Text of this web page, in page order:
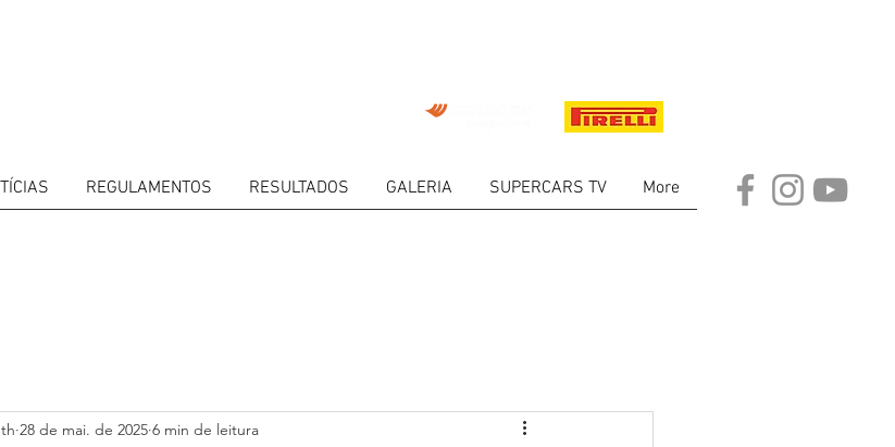
REGULAMENTOS RESULTADOS GALERIA SUPERCARS TV More
28 de mai. de 2025 6 min de leitura